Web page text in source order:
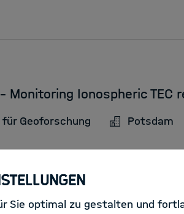
Monitoring Ionospheric TEC
Geoforschung Potsdam
Sie optimal zu gestalten und